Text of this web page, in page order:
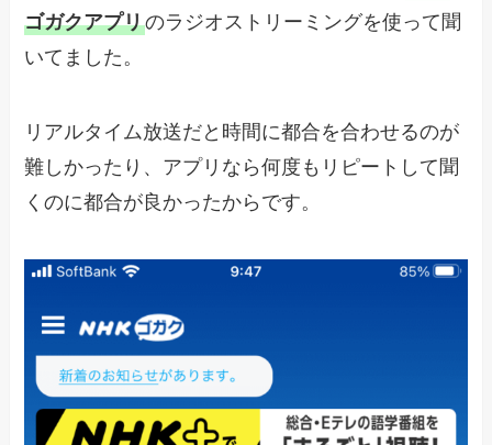
ゴガクアプリのラジオストリーミングを使って聞
いてました。
リアルタイム放送だと時間に都合を合わせるのが
難しかったり、アプリなら何度もリピートして聞
くのに都合が良かったからです。